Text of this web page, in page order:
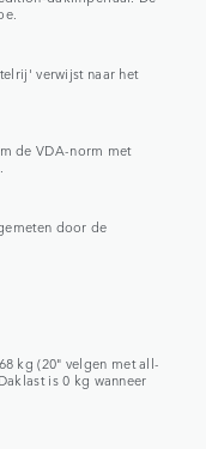
verwijst naar het
de VDA-norm met
door de
kg (20" velgen met all-
is 0 kg wanneer